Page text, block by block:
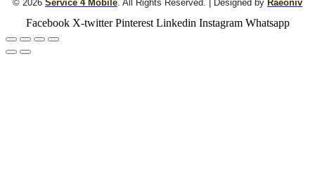
© 2026 Service 4 Mobile. All Rights Reserved. | Designed by Raeoniv
Facebook X-twitter Pinterest Linkedin Instagram Whatsapp